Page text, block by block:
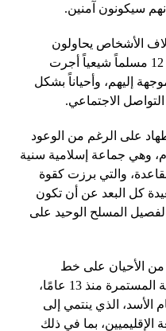
سيكونون آمنين.
الأشخاص يحاولون
مغادرة سوريا يوم الخميس، وصف 12 مسلماً شيعياً أجرت
إليهم، وأحياناً بشكل
الاجتماعي.
على الرغم من الوعود
وهي جماعة إسلامية سنية
والتي برزت كقوة
كل البعد عن أن تكون
المسلح الوحيد على
من الأحيان على خط
المواجهة في الحرب الأهلية السورية المستمرة منذ 13 عامًا،
الأسد، الذي ينتمي إلى
الإقليميين، بما في ذلك